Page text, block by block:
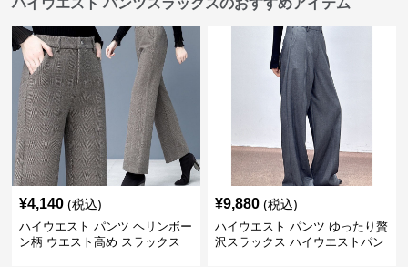
ハイウエスト パンツスラックスのおすすめアイテム
¥4,140 (税込)
ハイウエスト パンツ ヘリンボー
ン柄 ウエスト高め スラックス
¥9,880 (税込)
ハイウエスト パンツ ゆったり贅
沢スラックス ハイウエストパン